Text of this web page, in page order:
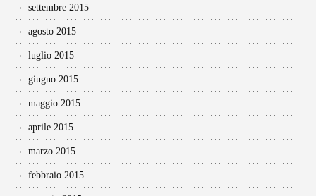
settembre 2015
agosto 2015
luglio 2015
giugno 2015
maggio 2015
aprile 2015
marzo 2015
febbraio 2015